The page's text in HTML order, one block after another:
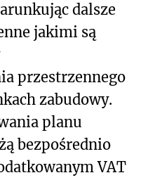
dalsze
jakimi są
przestrzennego
zabudowy.
planu
bezpośrednio
VAT